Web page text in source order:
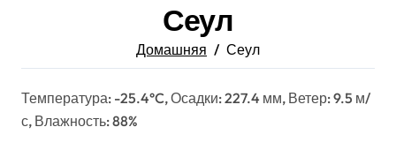
Сеул
Домашняя Сеул
Температура: -25.4°C, Осадки: 227.4 мм, Ветер: 9.5 м/
с, Влажность: 88%